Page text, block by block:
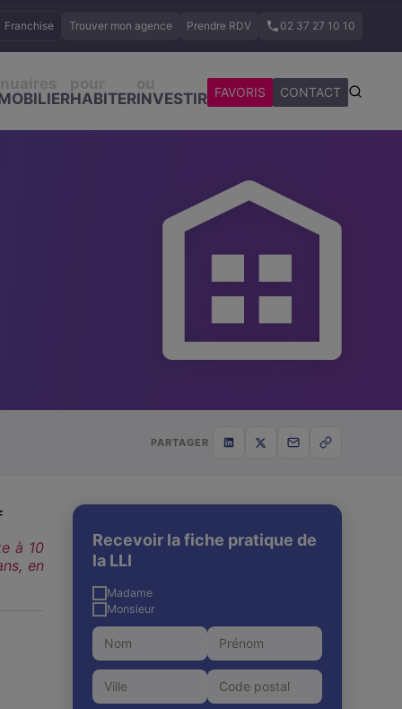
Franchise Trouver mon agence Prendre RDV 02 37 27 10 10
HABITERINVESTIR FAVORIS CONTACT
PARTAGER
à 10
en
Recevoir la fiche pratique de
la LLI
Madame
Monsieur